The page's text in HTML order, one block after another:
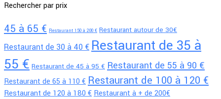
Rechercher par prix
45 à 65 € Restaurant 150 à 200 € Restaurant autour de 30€
Restaurant de 30 à 40 € Restaurant de 35 à
55 € Restaurant de 45 à 95 € Restaurant de 55 à 90 €
Restaurant de 65 à 110 € Restaurant de 100 à 120 €
Restaurant de 120 à 180 € Restaurant à + de 200€